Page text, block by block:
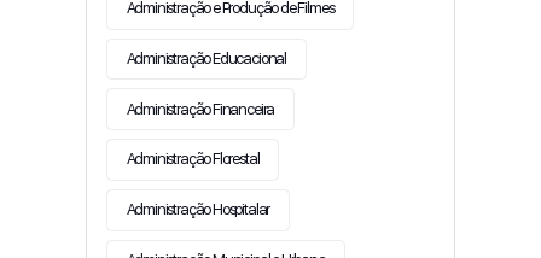
Administração e Produção de Filmes
Administração Educacional
Administração Financeira
Administração Florestal
Administração Hospitalar